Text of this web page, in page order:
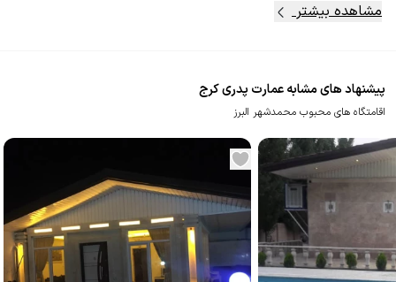
مشاهده بیشتر
پیشنهاد های مشابه عمارت پدری کرج
اقامتگاه های محبوب محمدشهر البرز